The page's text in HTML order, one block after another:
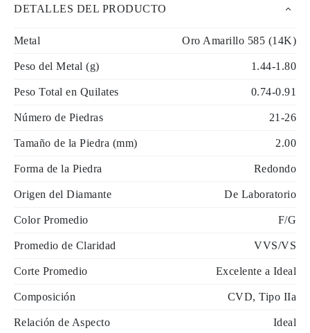
DETALLES DEL PRODUCTO
Metal Oro Amarillo 585 (14K)
Peso del Metal (g) 1.44-1.80
Peso Total en Quilates 0.74-0.91
Número de Piedras 21-26
Tamaño de la Piedra (mm) 2.00
Forma de la Piedra Redondo
Origen del Diamante De Laboratorio
Color Promedio F/G
Promedio de Claridad VVS/VS
Corte Promedio Excelente a Ideal
Composición CVD, Tipo IIa
Relación de Aspecto Ideal